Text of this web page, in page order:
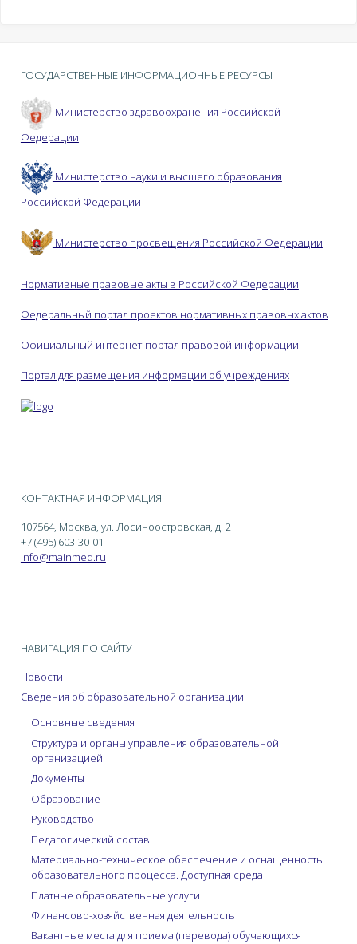
ГОСУДАРСТВЕННЫЕ ИНФОРМАЦИОННЫЕ РЕСУРСЫ
Министерство здравоохранения Российской
Федерации
Министерство науки и высшего образования
Российской Федерации
Министерство просвещения Российской Федерации
Нормативные правовые акты в Российской Федерации
Федеральный портал проектов нормативных правовых актов
Официальный интернет-портал правовой информации
Портал для размещения информации об учреждениях
КОНТАКТНАЯ ИНФОРМАЦИЯ
107564, Москва, ул. Лосиноостровская, д. 2
+7 (495) 603-30-01
info@mainmed.ru
НАВИГАЦИЯ ПО САЙТУ
Новости
Сведения об образовательной организации
Основные сведения
Структура и органы управления образовательной
организацией
Документы
Образование
Руководство
Педагогический состав
Материально-техническое обеспечение и оснащенность
образовательного процесса. Доступная среда
Платные образовательные услуги
Финансово-хозяйственная деятельность
Вакантные места для приема (перевода) обучающихся